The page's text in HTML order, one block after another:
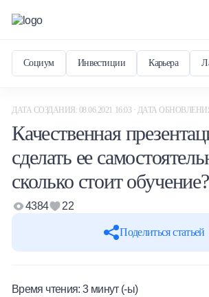
Социум Инвестиции Карьера
ДАТА СОЗДАНИЯ: 08.06.2021 16:03 · ДАТА ОБНОВЛЕНИЯ:
Качественная
сделать ее
сколько стоит обучение?
Поделиться статьей
4384 22
Время чтения:3 минут (-ы)